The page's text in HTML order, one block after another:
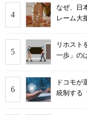
なぜ、日
レーム大
リホスト
一歩」の
ドコモが
統制する